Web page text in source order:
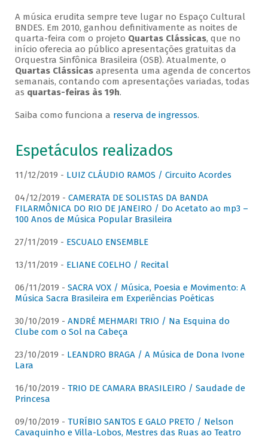
A música erudita sempre teve lugar no Espaço Cultural
BNDES. Em 2010, ganhou definitivamente as noites de
quarta-feira com o projeto Quartas Clássicas, que no
início oferecia ao público apresentações gratuitas da
Orquestra Sinfônica Brasileira (OSB). Atualmente, o
Quartas Clássicasapresenta uma agenda de concertos
semanais, contando com apresentações variadas, todas
as quartas-feiras às 19h.
Saiba como funciona a reserva de ingressos.
Espetáculos realizados
11/12/2019 - LUIZ CLÁUDIO RAMOS / Circuito Acordes
04/12/2019 - CAMERATA DE SOLISTAS DA BANDA
FILARMÔNICA DO RIO DE JANEIRO / Do Acetato ao mp3 –
100 Anos de Música Popular Brasileira
27/11/2019 - ESCUALO ENSEMBLE
13/11/2019 - ELIANE COELHO / Recital
06/11/2019 - SACRA VOX / Música, Poesia e Movimento: A
Música Sacra Brasileira em Experiências Poéticas
30/10/2019 - ANDRÉ MEHMARI TRIO / Na Esquina do
Clube com o Sol na Cabeça
23/10/2019 - LEANDRO BRAGA / A Música de Dona Ivone
Lara
16/10/2019 - TRIO DE CAMARA BRASILEIRO / Saudade de
Princesa
09/10/2019 - TURÍBIO SANTOS E GALO PRETO / Nelson
Cavaquinho e Villa-Lobos, Mestres das Ruas ao Teatro